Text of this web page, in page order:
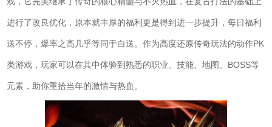
进行了改良优化，原本就丰厚的福利更是得到进一步提升，每日福利
送不停，爆率之高几乎等同于白送。作为高度还原传奇玩法的动作PK
类游戏，玩家可以在其中体验到熟悉的职业、技能、地图、BOSS等
元素，助你重拾当年的激情与热血。